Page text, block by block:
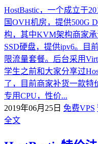
HostBastic，一个成立于
国OVH机房，提供500G
构，其中KVM架构商家
SSD硬盘，提供ipv6。目
限流量套餐。后台采用
学生之前和大家分享过
了，目前商家补货一款
专用CPU，性价...
2019年06月25日 免费VPS
全文